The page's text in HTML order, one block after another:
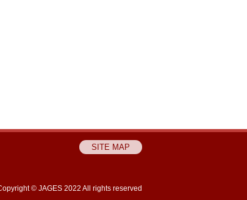
SITE MAP
© JAGES 2022 All rights reserved